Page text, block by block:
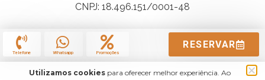
CNPJ: 18.496.151/0001-48
Telefone Whatsapp Promoções
RESERVAR
Utilizamos cookiespara oferecer melhor experiência. Ao